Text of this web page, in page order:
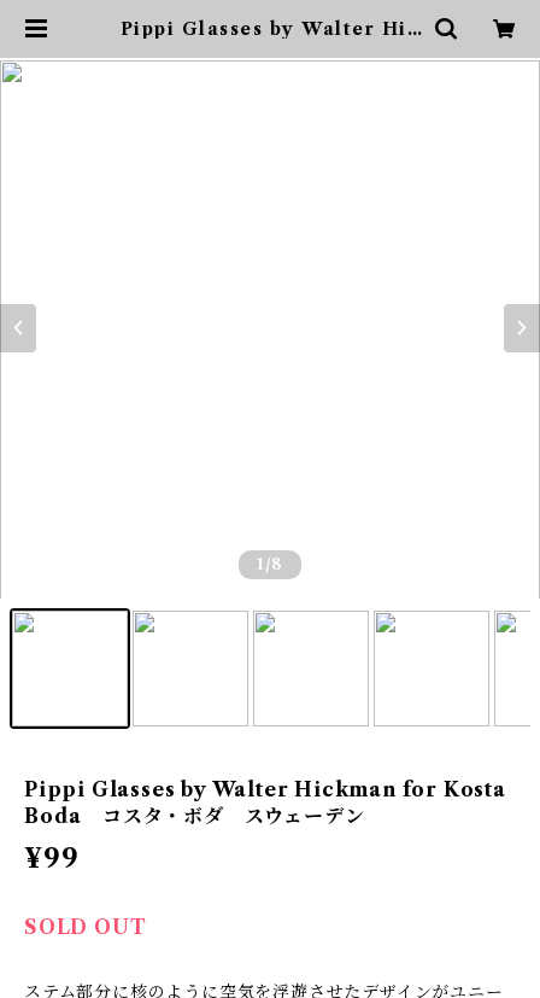
Pippi Glasses by Walter Hic
タ・ボダ スウェーデン | sonota
1 /8
Pippi Glasses by Walter Hickman for Kosta
Boda コスタ・ボダ スウェーデン
¥99
SOLD OUT
ステム部分に核のように空気を浮遊させたデザインがユニー